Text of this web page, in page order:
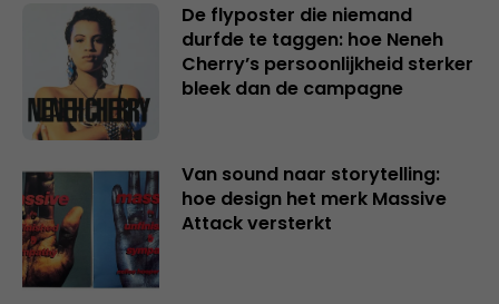
De flyposter die niemand
durfde te taggen: hoe Neneh
Cherry’s persoonlijkheid sterker
bleek dan de campagne
Van sound naar storytelling:
hoe design het merk Massive
Attack versterkt